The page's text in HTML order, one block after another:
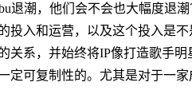
退潮，他们会不会也大幅度退
投入和运营，以及这个投入是
关系，并始终将IP像打造歌手
定可复制性的。尤其是对于一